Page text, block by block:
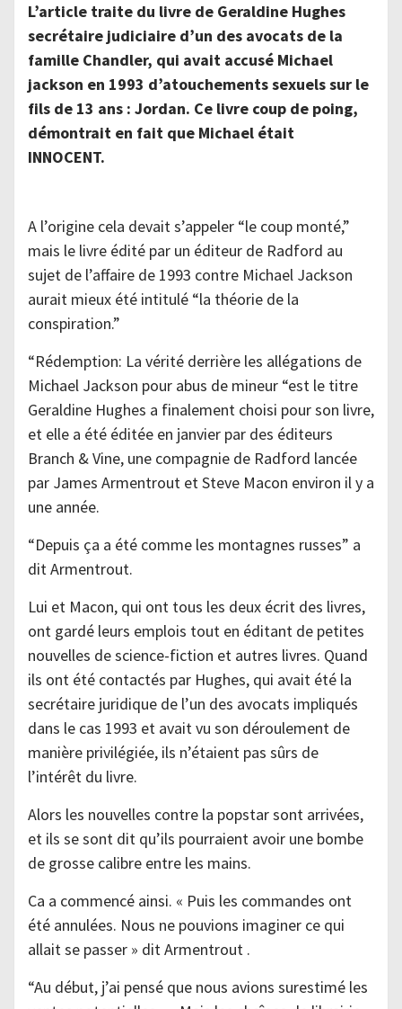
L’article traite du livre de Geraldine Hughes
secrétaire judiciaire d’un des avocats de la
famille Chandler, qui avait accusé Michael
jackson en 1993 d’atouchements sexuels sur le
fils de 13 ans : Jordan. Ce livre coup de poing,
démontrait en fait que Michael était
INNOCENT.
A l’origine cela devait s’appeler “le coup monté,”
mais le livre édité par un éditeur de Radford au
sujet de l’affaire de 1993 contre Michael Jackson
aurait mieux été intitulé “la théorie de la
conspiration.”
“Rédemption: La vérité derrière les allégations de
Michael Jackson pour abus de mineur “est le titre
Geraldine Hughes a finalement choisi pour son livre,
et elle a été éditée en janvier par des éditeurs
Branch & Vine, une compagnie de Radford lancée
par James Armentrout et Steve Macon environ il y a
une année.
“Depuis ça a été comme les montagnes russes” a
dit Armentrout.
Lui et Macon, qui ont tous les deux écrit des livres,
ont gardé leurs emplois tout en éditant de petites
nouvelles de science-fiction et autres livres. Quand
ils ont été contactés par Hughes, qui avait été la
secrétaire juridique de l’un des avocats impliqués
dans le cas 1993 et avait vu son déroulement de
manière privilégiée, ils n’étaient pas sûrs de
l’intérêt du livre.
Alors les nouvelles contre la popstar sont arrivées,
et ils se sont dit qu’ils pourraient avoir une bombe
de grosse calibre entre les mains.
Ca a commencé ainsi. « Puis les commandes ont
été annulées. Nous ne pouvions imaginer ce qui
allait se passer » dit Armentrout .
“Au début, j’ai pensé que nous avions surestimé les